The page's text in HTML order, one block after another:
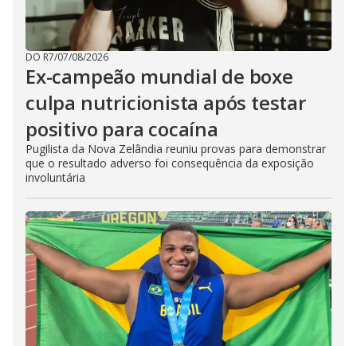
DO R7/07/08/2026
Ex-campeão mundial de boxe
culpa nutricionista após testar
positivo para cocaína
Pugilista da Nova Zelândia reuniu provas para demonstrar
que o resultado adverso foi consequência da exposição
involuntária